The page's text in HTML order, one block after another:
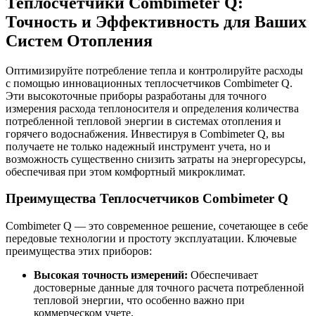
Точность и Эффективность для Ваших
Систем Отопления
Оптимизируйте потребление тепла и контролируйте расходы
с помощью инновационных теплосчетчиков Combimeter Q.
Эти высокоточные приборы разработаны для точного
измерения расхода теплоносителя и определения количества
потребленной тепловой энергии в системах отопления и
горячего водоснабжения. Инвестируя в Combimeter Q, вы
получаете не только надежный инструмент учета, но и
возможность существенно снизить затраты на энергоресурсы,
обеспечивая при этом комфортный микроклимат.
Преимущества Теплосчетчиков Combimeter Q
Combimeter Q — это современное решение, сочетающее в себе
передовые технологии и простоту эксплуатации. Ключевые
преимущества этих приборов:
Высокая точность измерений: Обеспечивает
достоверные данные для точного расчета потребленной
тепловой энергии, что особенно важно при
коммерческом учете.